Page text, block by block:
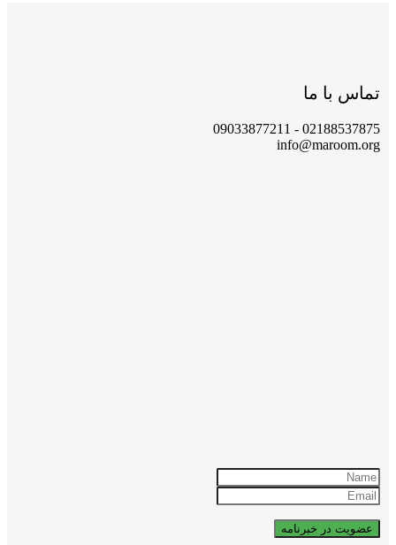
تماس با ما
02188537875 - 09033877211
info@maroom.org